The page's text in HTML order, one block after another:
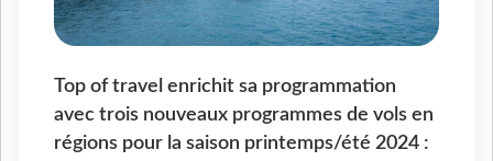
Top of travel enrichit sa programmation
avec trois nouveaux programmes de vols en
régions pour la saison printemps/été 2024 :